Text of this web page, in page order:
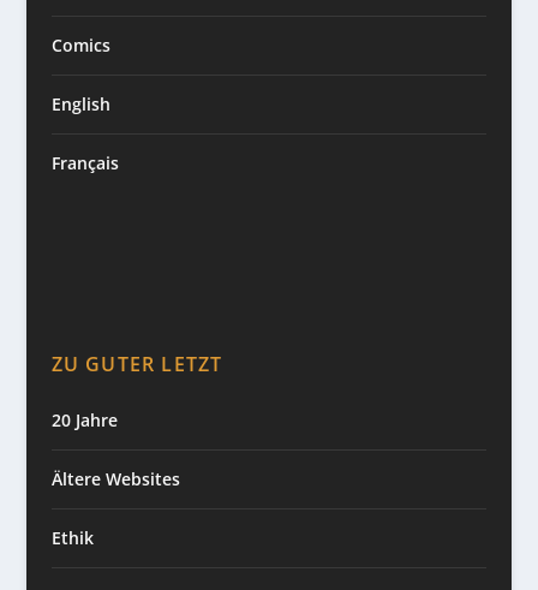
Comics
English
Français
ZU GUTER LETZT
20 Jahre
Ältere Websites
Ethik